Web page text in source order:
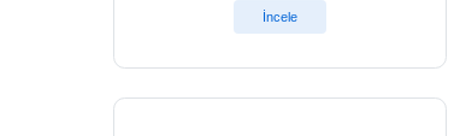
İncele